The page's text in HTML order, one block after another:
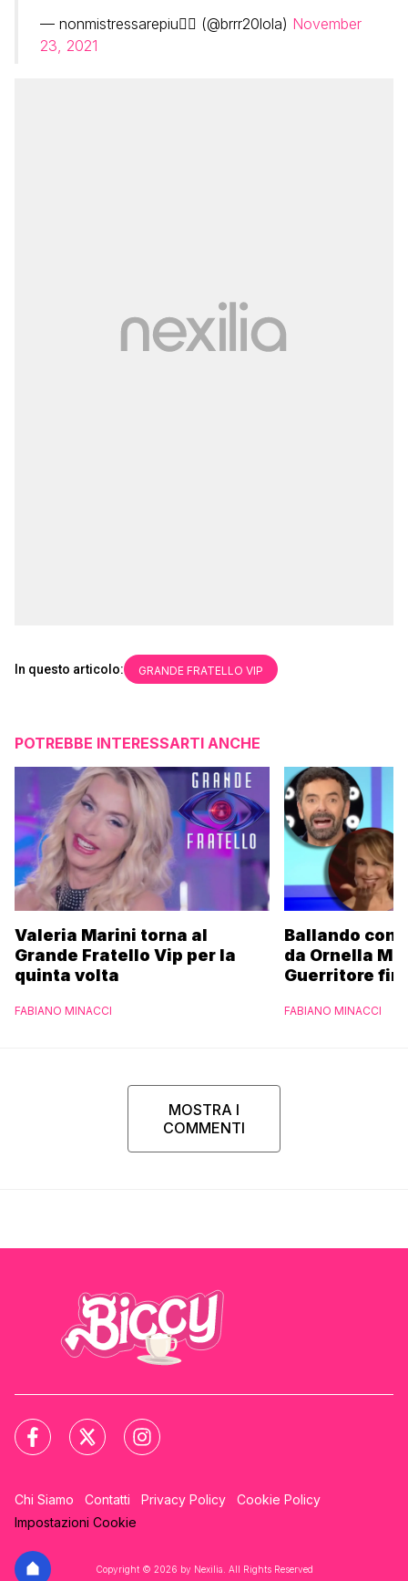
— nonmistressarepiu🧚‍♀️ (@brrr20lola) November
23, 2021
In questo articolo: GRANDE FRATELLO VIP
POTREBBE INTERESSARTI ANCHE
Valeria Marini torna al
Grande Fratello Vip per la
quinta volta
FABIANO MINACCI
Ballando con
da Ornella
Guerritore
l’esclusiva di
FABIANO MINACCI
MOSTRA I
COMMENTI
Chi Siamo Contatti Privacy Policy
Cookie Policy
Impostazioni Cookie
Copyright © 2026 by Nexilia. All Rights Reserved